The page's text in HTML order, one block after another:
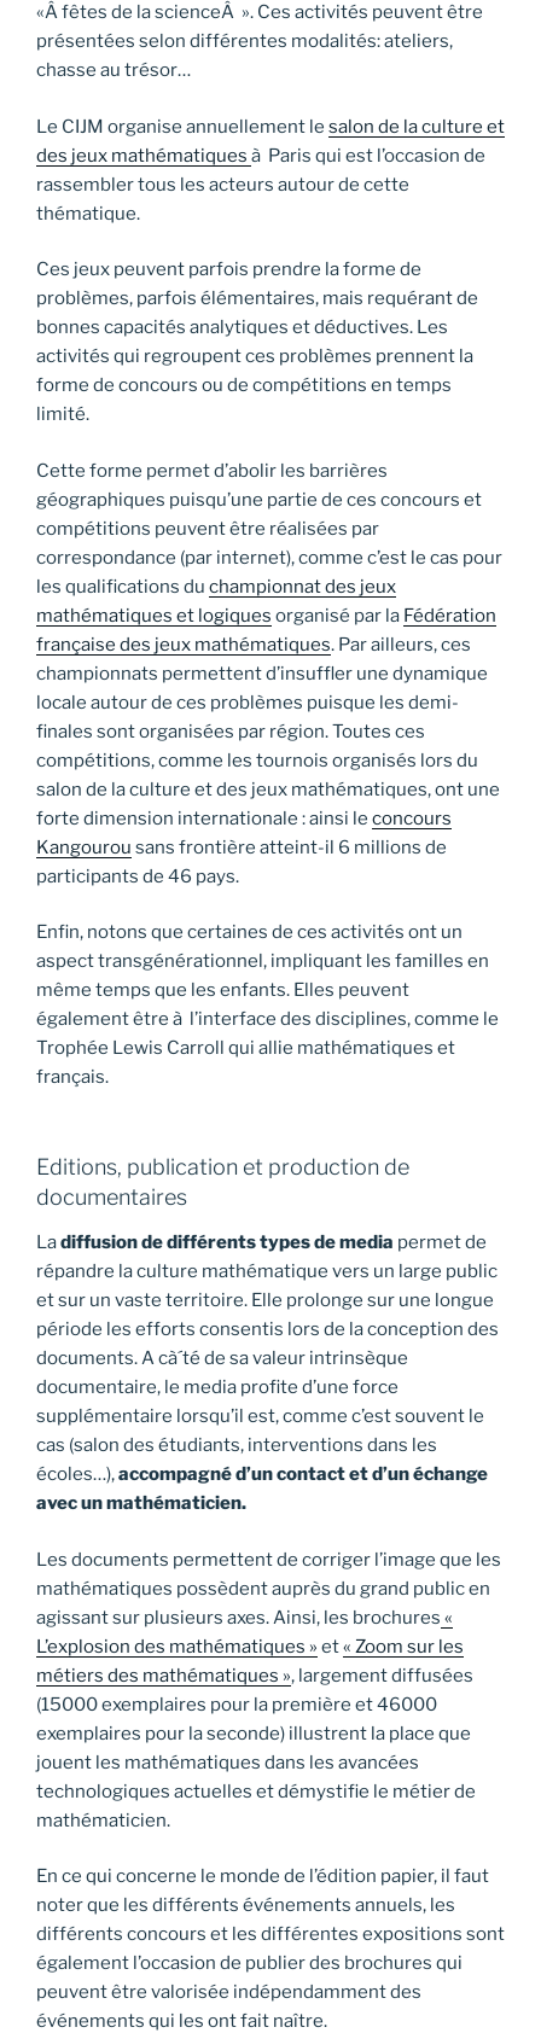
«Â fêtes de la scienceÂ ». Ces activités peuvent être
présentées selon différentes modalités: ateliers,
chasse au trésor…
Le CIJM organise annuellement le salon de la culture et
des jeux mathématiques à Paris qui est l’occasion de
rassembler tous les acteurs autour de cette
thématique.
Ces jeux peuvent parfois prendre la forme de
problèmes, parfois élémentaires, mais requérant de
bonnes capacités analytiques et déductives. Les
activités qui regroupent ces problèmes prennent la
forme de concours ou de compétitions en temps
limité.
Cette forme permet d’abolir les barrières
géographiques puisqu’une partie de ces concours et
compétitions peuvent être réalisées par
correspondance (par internet), comme c’est le cas pour
les qualifications du championnat des jeux
mathématiques et logiques organisé par la Fédération
française des jeux mathématiques. Par ailleurs, ces
championnats permettent d’insuffler une dynamique
locale autour de ces problèmes puisque les demi-
finales sont organisées par région. Toutes ces
compétitions, comme les tournois organisés lors du
salon de la culture et des jeux mathématiques, ont une
forte dimension internationale : ainsi le concours
Kangourou sans frontière atteint-il 6 millions de
participants de 46 pays.
Enfin, notons que certaines de ces activités ont un
aspect transgénérationnel, impliquant les familles en
même temps que les enfants. Elles peuvent
également être à l’interface des disciplines, comme le
Trophée Lewis Carroll qui allie mathématiques et
français.
Editions, publication et production de
documentaires
Ladiffusion de différents types de media permet de
répandre la culture mathématique vers un large public
et sur un vaste territoire. Elle prolonge sur une longue
période les efforts consentis lors de la conception des
documents. A cà´té de sa valeur intrinsèque
documentaire, le media profite d’une force
supplémentaire lorsqu’il est, comme c’est souvent le
cas (salon des étudiants, interventions dans les
écoles…),accompagné d’un contact et d’un échange
avec un mathématicien.
Les documents permettent de corriger l’image que les
mathématiques possèdent auprès du grand public en
agissant sur plusieurs axes. Ainsi, les brochures «
L’explosion des mathématiques » et« Zoom sur les
métiers des mathématiques », largement diffusées
(15000 exemplaires pour la première et 46000
exemplaires pour la seconde) illustrent la place que
jouent les mathématiques dans les avancées
technologiques actuelles et démystifie le métier de
mathématicien.
En ce qui concerne le monde de l’édition papier, il faut
noter que les différents événements annuels, les
différents concours et les différentes expositions sont
également l’occasion de publier des brochures qui
peuvent être valorisée indépendamment des
événements qui les ont fait naître.